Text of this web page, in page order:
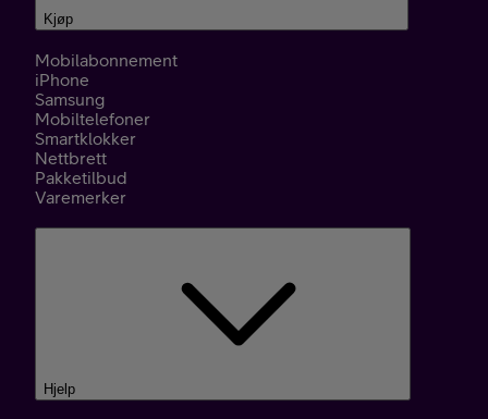
Kjøp
Mobilabonnement
iPhone
Samsung
Mobiltelefoner
Smartklokker
Nettbrett
Pakketilbud
Varemerker
Hjelp